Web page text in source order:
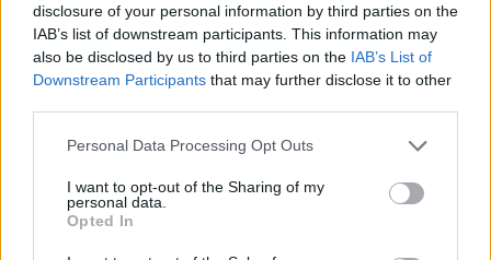
disclosure of your personal information by third parties on the
IAB’s list of downstream participants. This information may
also be disclosed by us to third parties on the IAB’s List of
Downstream Participants that may further disclose it to other
Please note that this website/app uses one or more Google
not limited to your visit or usage behaviour. You may click to
grant or deny consent to Google and its third-party tags to
use your data for below specified purposes in below Google
consent section.
Personal Data Processing Opt Outs
I want to opt-out of the Sharing of my
personal data.
Opted In
Csirke|2026 május 22. 20:30
80.09%
A Steam mostani hétvégéjén több nagyobb és kisebb